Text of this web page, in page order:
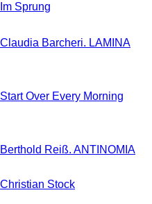
Im Sprung
Claudia Barcheri. LAMINA
Start Over Every Morning
Berthold Reiß. ANTINOMIA
Christian Stock